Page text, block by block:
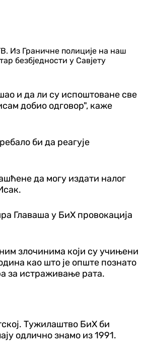
Из Граничне полиције на наш
безбједности у Савјету
и да ли су испоштоване све
добио одговор", каже
би да реагује
да могу издати налог
Главаша у БиХ провокација
злочинима који су учињени
као што је опште познато
за истраживање рата.
Тужилаштво БиХ би
одлично знамо из 1991.